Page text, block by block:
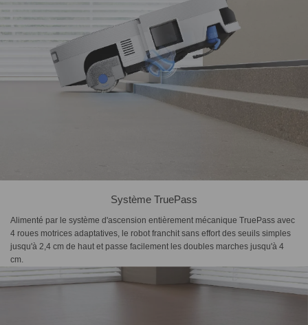
Système TruePass
Alimenté par le système d'ascension entièrement mécanique TruePass avec
4 roues motrices adaptatives, le robot franchit sans effort des seuils simples
jusqu'à 2,4 cm de haut et passe facilement les doubles marches jusqu'à 4
cm.